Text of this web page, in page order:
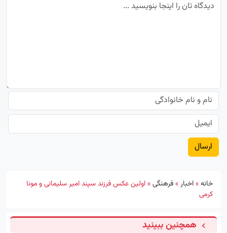
خانه»اخبار»فرهنگی»اولین عکس فرزند سپند امیر سلیمانی و مونا
کرمی
همچنین ببینید